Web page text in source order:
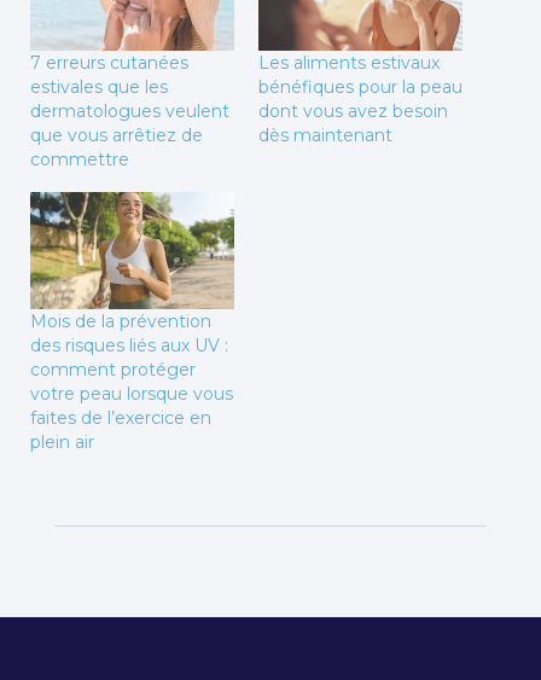
7 erreurs cutanées
estivales que les
dermatologues veulent
que vous arrêtiez de
commettre
Les aliments estivaux
bénéfiques pour la peau
dont vous avez besoin
dès maintenant
Mois de la prévention
des risques liés aux UV :
comment protéger
votre peau lorsque vous
faites de l’exercice en
plein air